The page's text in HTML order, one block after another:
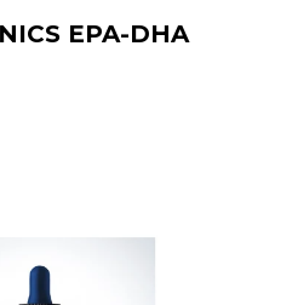
EPA-DHA